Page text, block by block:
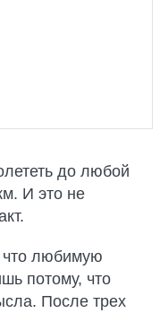
до любой
И это не
что любимую
потому, что
После трех